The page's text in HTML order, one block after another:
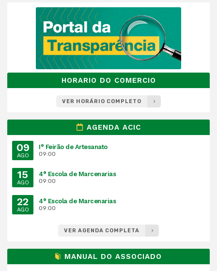
HORARIO DO COMERCIO
VER HORÁRIO COMPLETO
AGENDA ACIC
09
AGO
I° Feirão de Artesanato
09:00
15
AGO
4° Escola de Marcenarias
09:00
22
AGO
4° Escola de Marcenarias
09:00
VER AGENDA COMPLETA
MANUAL DO ASSOCIADO